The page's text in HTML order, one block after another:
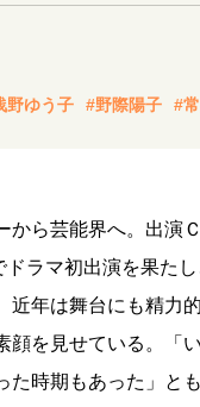
野ゆう子 #野際陽子 #
ら芸能界へ。出演
ドラマ初出演を果た
近年は舞台にも精力
顔を見せている。「
た時期もあった」